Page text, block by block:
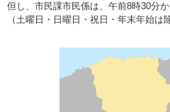
但し、市民課市民係は、午前8時30分
（土曜日・日曜日・祝日・年末年始は